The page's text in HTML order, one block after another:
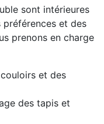
sont intérieures
et des
prenons en charge
et des
des tapis et